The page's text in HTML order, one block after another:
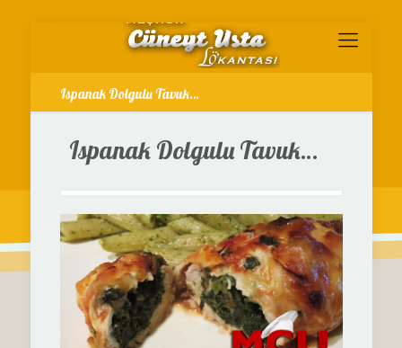
Ispanak Dolgulu Tavuk…
Ispanak Dolgulu Tavuk…